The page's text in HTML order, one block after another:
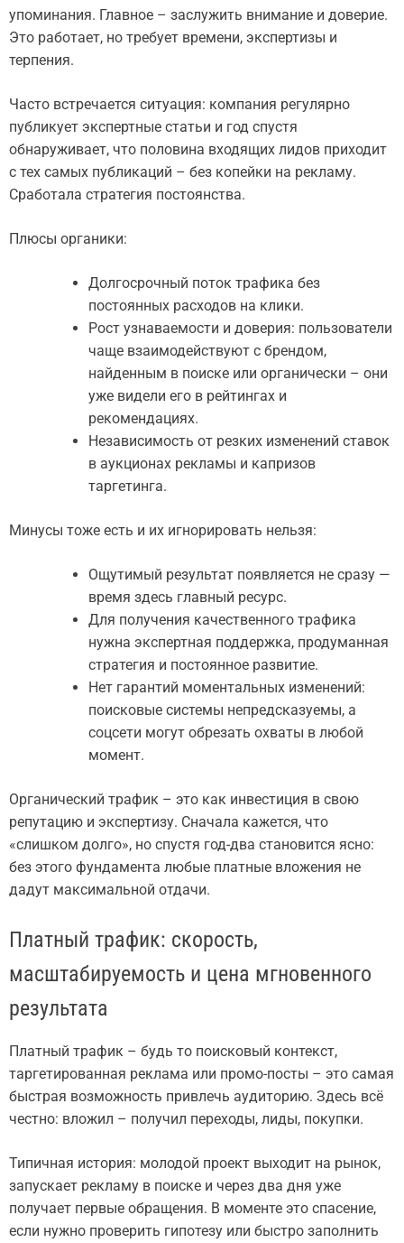
упоминания. Главное – заслужить внимание и доверие.
Это работает, но требует времени, экспертизы и
терпения.
Часто встречается ситуация: компания регулярно
публикует экспертные статьи и год спустя
обнаруживает, что половина входящих лидов приходит
с тех самых публикаций – без копейки на рекламу.
Сработала стратегия постоянства.
Плюсы органики:
Долгосрочный поток трафика без
постоянных расходов на клики.
Рост узнаваемости и доверия: пользователи
чаще взаимодействуют с брендом,
найденным в поиске или органически – они
уже видели его в рейтингах и
рекомендациях.
Независимость от резких изменений ставок
в аукционах рекламы и капризов
таргетинга.
Минусы тоже есть и их игнорировать нельзя:
Ощутимый результат появляется не сразу —
время здесь главный ресурс.
Для получения качественного трафика
нужна экспертная поддержка, продуманная
стратегия и постоянное развитие.
Нет гарантий моментальных изменений:
поисковые системы непредсказуемы, а
соцсети могут обрезать охваты в любой
момент.
Органический трафик – это как инвестиция в свою
репутацию и экспертизу. Сначала кажется, что
«слишком долго», но спустя год-два становится ясно:
без этого фундамента любые платные вложения не
дадут максимальной отдачи.
Платный трафик: скорость,
масштабируемость и цена мгновенного
результата
Платный трафик – будь то поисковый контекст,
таргетированная реклама или промо-посты – это самая
быстрая возможность привлечь аудиторию. Здесь всё
честно: вложил – получил переходы, лиды, покупки.
Типичная история: молодой проект выходит на рынок,
запускает рекламу в поиске и через два дня уже
получает первые обращения. В моменте это спасение,
если нужно проверить гипотезу или быстро заполнить